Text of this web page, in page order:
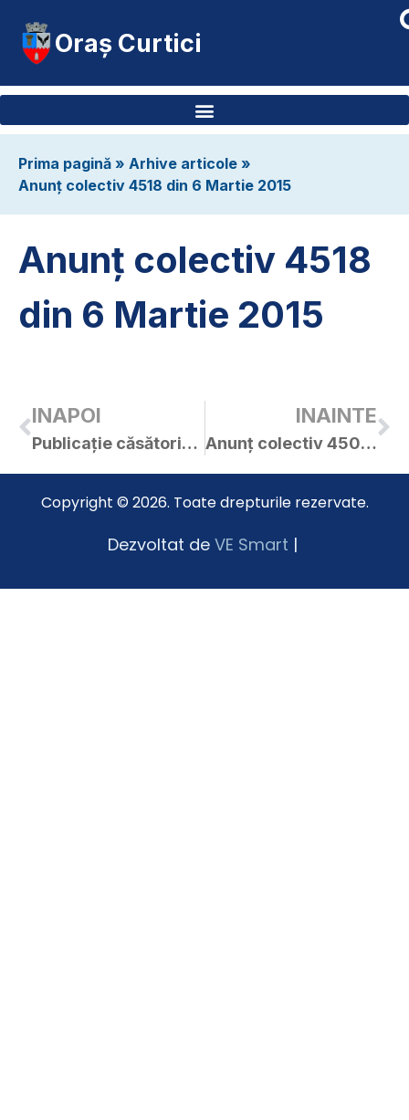
Oraș Curtici
Prima pagină » Arhive articole »
Anunț colectiv 4518 din 6 Martie 2015
Anunț colectiv 4518
din 6 Martie 2015
INAPOI
Publicație căsătorie Florina și Ioan
INAINTE
Anunț colectiv 4504 din 06 Martie 2015
Copyright © 2026. Toate drepturile rezervate.
Dezvoltat de VE Smart |